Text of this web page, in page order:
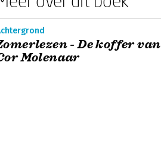
- De koffer van
Molenaar